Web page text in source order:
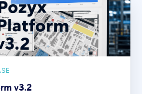
v3.2